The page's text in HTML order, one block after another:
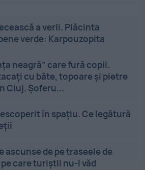
a verii. Plăcinta
verde: Karpouzopita
neagră” care fură copii.
cu bâte, topoare și pietre
Cluj. Șoferu...
în spațiu. Ce legătură
ascunse de pe traseele de
care turiștii nu-l văd